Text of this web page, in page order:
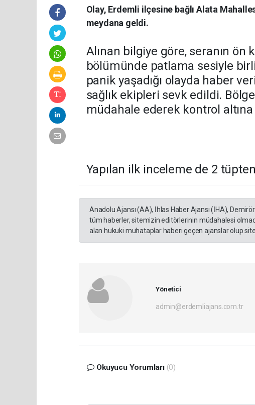
Olay, Erdemli ilçesine bağlı Alata
meydana geldi.
Alınan bilgiye göre, seranın ön
bölümünde patlama sesiyle
panik yaşadığı olayda haber
sağlık ekipleri sevk edildi.
müdahale ederek kontrol
Yapılan ilk inceleme de 2
Anadolu Ajansı (AA), İhlas Haber Ajansı (İHA),
tüm haberler, sitemizin editörlerinin müdahalesi
alan hukuki muhataplar haberi geçen ajanslar olup
Yönetici
admin@erdemliajans.com.tr
Okuyucu Yorumları (0)